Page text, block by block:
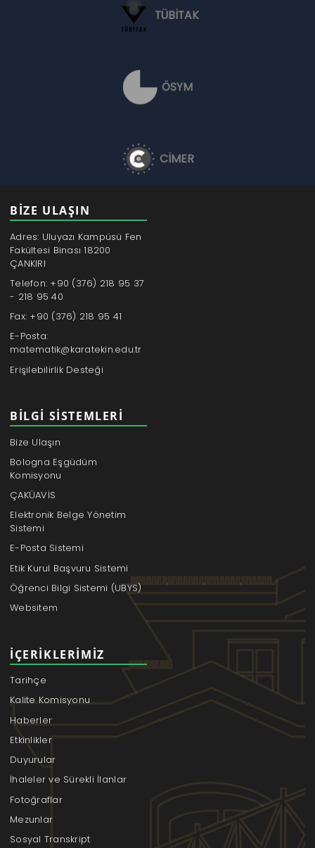
TÜBİTAK
ÖSYM
CİMER
BİZE ULAŞIN
Adres: Uluyazı Kampüsü Fen
Fakültesi Binası 18200
ÇANKIRI
Telefon: +90 (376) 218 95 37
- 218 95 40
Fax: +90 (376) 218 95 41
E-Posta:
matematik@karatekin.edu.tr
Erişilebilirlik Desteği
BILGI SISTEMLERI
Bize Ulaşın
Bologna Eşgüdüm
Komisyonu
ÇAKÜAVİS
Elektronik Belge Yönetim
Sistemi
E-Posta Sistemi
Etik Kurul Başvuru Sistemi
Öğrenci Bilgi Sistemi (UBYS)
Websitem
İÇERIKLERIMIZ
Tarihçe
Kalite Komisyonu
Haberler
Etkinlikler
Duyurular
İhaleler ve Sürekli İlanlar
Fotoğraflar
Mezunlar
Sosyal Transkript